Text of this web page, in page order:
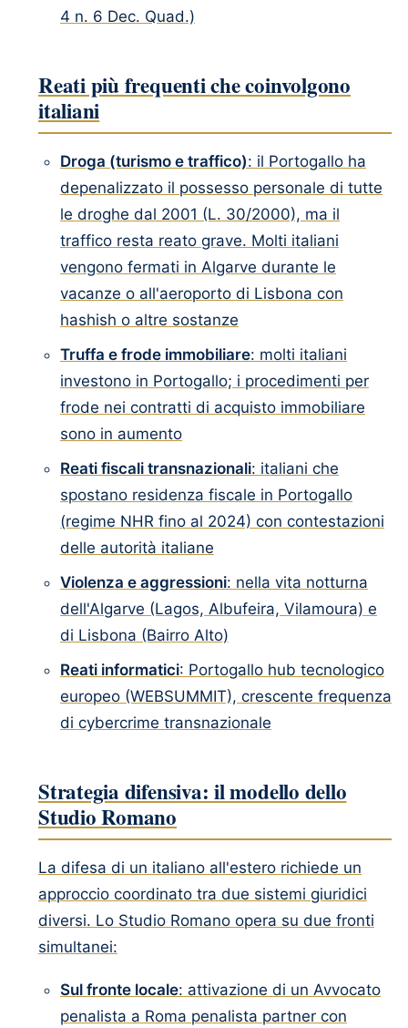
4 n. 6 Dec. Quad.)
Reati più frequenti che coinvolgono
italiani
Droga (turismo e traffico): il Portogallo ha
depenalizzato il possesso personale di tutte
le droghe dal 2001 (L. 30/2000), ma il
traffico resta reato grave. Molti italiani
vengono fermati in Algarve durante le
vacanze o all'aeroporto di Lisbona con
hashish o altre sostanze
Truffa e frode immobiliare: molti italiani
investono in Portogallo; i procedimenti per
frode nei contratti di acquisto immobiliare
sono in aumento
Reati fiscali transnazionali: italiani che
spostano residenza fiscale in Portogallo
(regime NHR fino al 2024) con contestazioni
delle autorità italiane
Violenza e aggressioni: nella vita notturna
dell'Algarve (Lagos, Albufeira, Vilamoura) e
di Lisbona (Bairro Alto)
Reati informatici: Portogallo hub tecnologico
europeo (WEBSUMMIT), crescente frequenza
di cybercrime transnazionale
Strategia difensiva: il modello dello
Studio Romano
La difesa di un italiano all'estero richiede un
approccio coordinato tra due sistemi giuridici
diversi. Lo Studio Romano opera su due fronti
simultanei:
Sul fronte locale: attivazione di un Avvocato
penalista a Roma penalista partner con